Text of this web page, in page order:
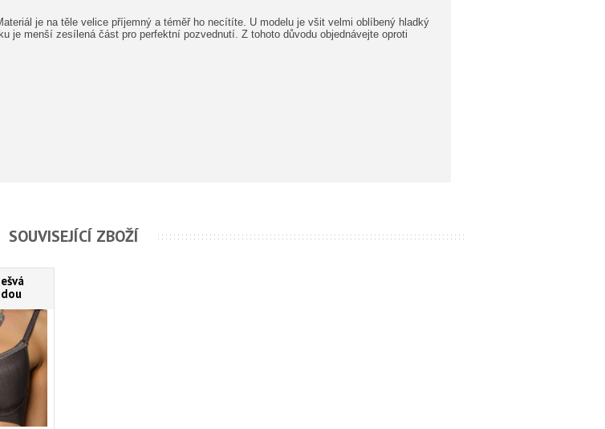
je na těle velice příjemný a téměř ho necítíte. U modelu je všit velmi oblíbený hladký
je menší zesílená část pro perfektní pozvednutí. Z tohoto důvodu objednávejte oproti
SOUVISEJÍCÍ ZBOŽÍ